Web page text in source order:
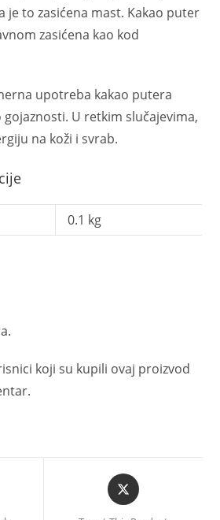
je to zasićena mast. Kakao puter
zasićena kao kod
upotreba kakao putera
U retkim slučajevima,
na koži i svrab.
0.1 kg
koji su kupili ovaj proizvod